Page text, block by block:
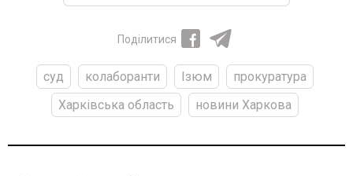
Поділитися
суд колаборанти Ізюм
прокуратура
Харківська область
новини Харкова